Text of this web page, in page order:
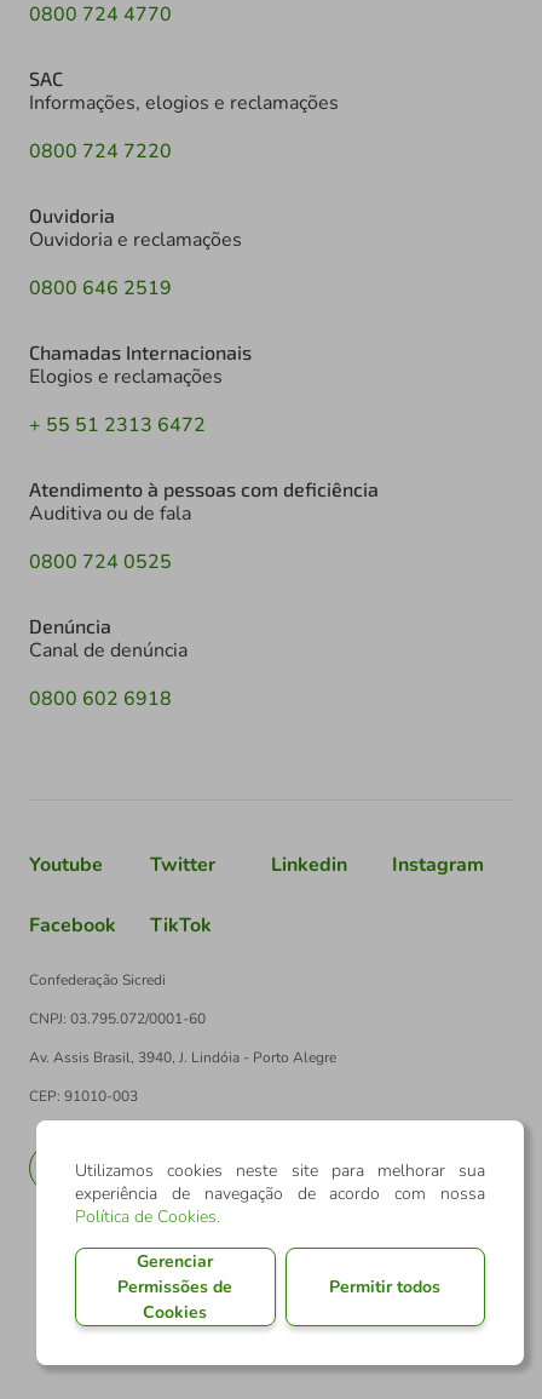
0800 724 4770
SAC
Informações, elogios e reclamações
0800 724 7220
Ouvidoria
Ouvidoria e reclamações
0800 646 2519
Chamadas Internacionais
Elogios e reclamações
+ 55 51 2313 6472
Atendimento à pessoas com deficiência
Auditiva ou de fala
0800 724 0525
Denúncia
Canal de denúncia
0800 602 6918
Youtube Twitter Linkedin Instagram
Facebook TikTok
Confederação Sicredi
CNPJ: 03.795.072/0001-60
Av. Assis Brasil, 3940, J. Lindóia - Porto Alegre
CEP: 91010-003
EN
Utilizamos cookies neste site para melhorar sua
experiência de navegação de acordo com nossa
Política de Cookies.
Gerenciar
Permissões de
Cookies
Permitir todos